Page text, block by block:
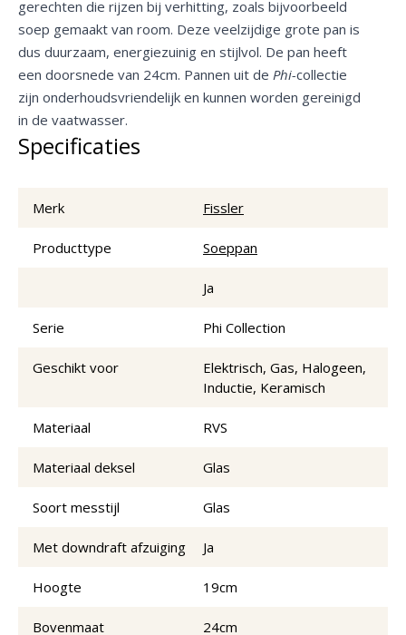
gerechten die rijzen bij verhitting, zoals bijvoorbeeld
soep gemaakt van room. Deze veelzijdige grote pan is
dus duurzaam, energiezuinig en stijlvol. De pan heeft
een doorsnede van 24cm. Pannen uit de Phi-collectie
zijn onderhoudsvriendelijk en kunnen worden gereinigd
in de vaatwasser.
Specificaties
Merk Fissler
Producttype Soeppan
Ja
Serie Phi Collection
Geschikt voor
Elektrisch, Gas, Halogeen,
Inductie, Keramisch
Materiaal RVS
Materiaal deksel Glas
Soort messtijl Glas
Met downdraft afzuiging Ja
Hoogte 19cm
Bovenmaat 24cm